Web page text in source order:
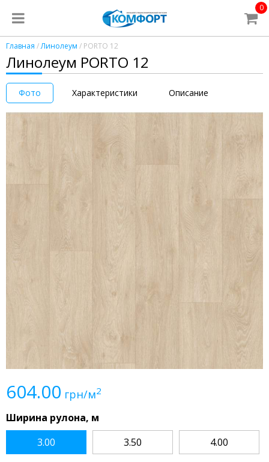
0
Главная /Линолеум / PORTO 12
Линолеум PORTO 12
Фото Характеристики Описание
604.00 грн/м2
Ширина рулона, м
3.00
3.50 4.00